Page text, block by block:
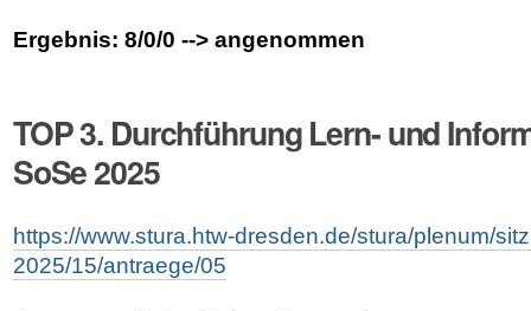
Ergebnis: 8/0/0 --> angenommen
TOP 3. Durchführung Lern- und
SoSe 2025
https://www.stura.htw-dresden.de/stura/plenum/
2025/15/antraege/05